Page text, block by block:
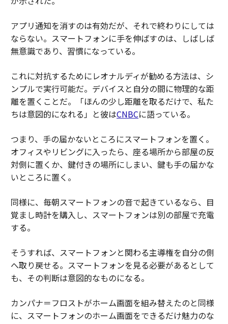
アプリ通知を消すのは有効だが、それで終わりにしては
ならない。スマートフォンに手を伸ばすのは、しばしば
無意識であり、習慣になっている。
これに対抗するためにレオナルディが勧める方法は、シ
ンプルで実行可能だ。デバイスと自分の間に物理的な距
離を置くことだ。「ほんの少し距離を取るだけで、私た
ちは意図的になれる」と彼はCNBCに語っている。
つまり、手の届かないところにスマートフォンを置く。
オフィスやリビングに入ったら、座る場所から部屋の反
対側に置くか、鍵付きの場所にしまい、鍵も手の届かな
いところに置く。
同様に、毎朝スマートフォンの音で起きているなら、目
覚まし時計を購入し、スマートフォンは別の部屋で充電
する。
そうすれば、スマートフォンと関わる主導権を自分の側
へ取り戻せる。スマートフォンを見る必要があるとして
も、その判断は意図的なものになる。
カンパナ＝フロストがホーム画面を組み替えたのと同様
に、スマートフォンのホーム画面をできるだけ魅力のな